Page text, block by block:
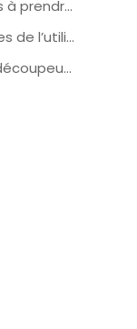
Quels sont les éléments à prendre en compte lors du choix d’une machine de découpe laser pour portes de passage ?
Quels sont les avantages de l’utilisation d’une machine de découpe laser pour porte de passage ?
Où puis-je trouver des découpeuses et graveuses laser à des prix raisonnables ?